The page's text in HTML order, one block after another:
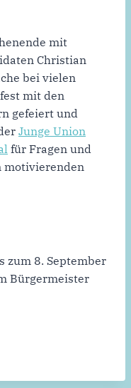
mit
Christian
bei vielen
mit den
gefeiert und
Junge Union
für Fragen und
motivierenden
zum 8. September
Bürgermeister